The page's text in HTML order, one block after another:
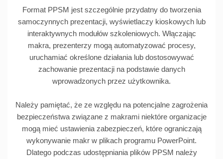
Format PPSM jest szczególnie przydatny do tworzenia
samoczynnych prezentacji, wyświetlaczy kioskowych lub
interaktywnych modułów szkoleniowych. Włączając
makra, prezenterzy mogą automatyzować procesy,
uruchamiać określone działania lub dostosowywać
zachowanie prezentacji na podstawie danych
wprowadzonych przez użytkownika.
Należy pamiętać, że ze względu na potencjalne zagrożenia
bezpieczeństwa związane z makrami niektóre organizacje
mogą mieć ustawienia zabezpieczeń, które ograniczają
wykonywanie makr w plikach programu PowerPoint.
Dlatego podczas udostępniania plików PPSM należy